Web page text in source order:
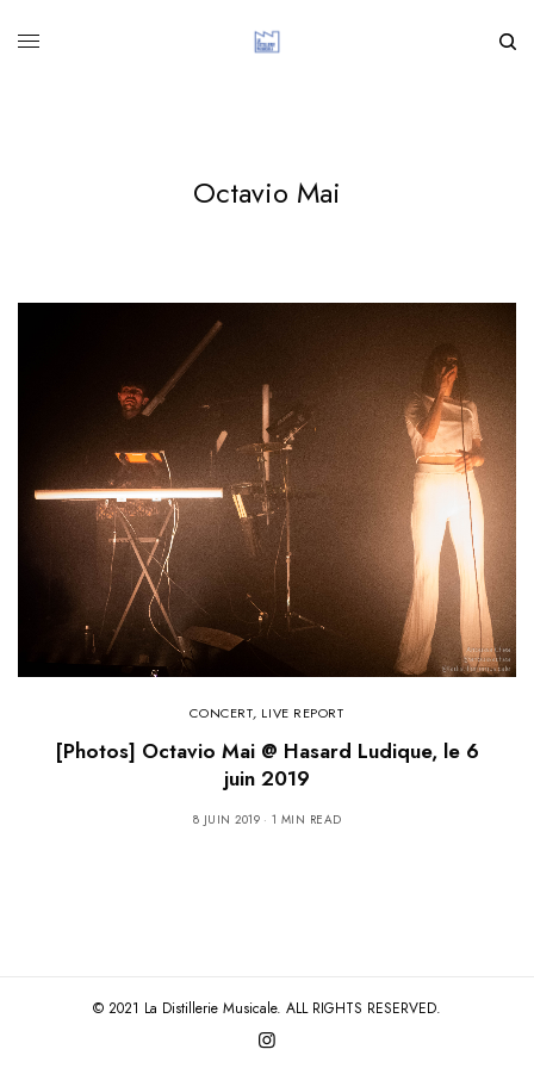
Octavio Mai
CONCERT, LIVE REPORT
[Photos] Octavio Mai @ Hasard Ludique, le 6
juin 2019
8 JUIN 2019 1 MIN READ
© 2021 La Distillerie Musicale. ALL RIGHTS RESERVED.